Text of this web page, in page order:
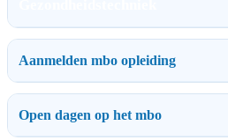
Aanmelden mbo opleiding
Open dagen op het mbo